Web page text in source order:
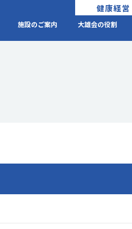
健康経営
施設のご案内 大雄会の役割